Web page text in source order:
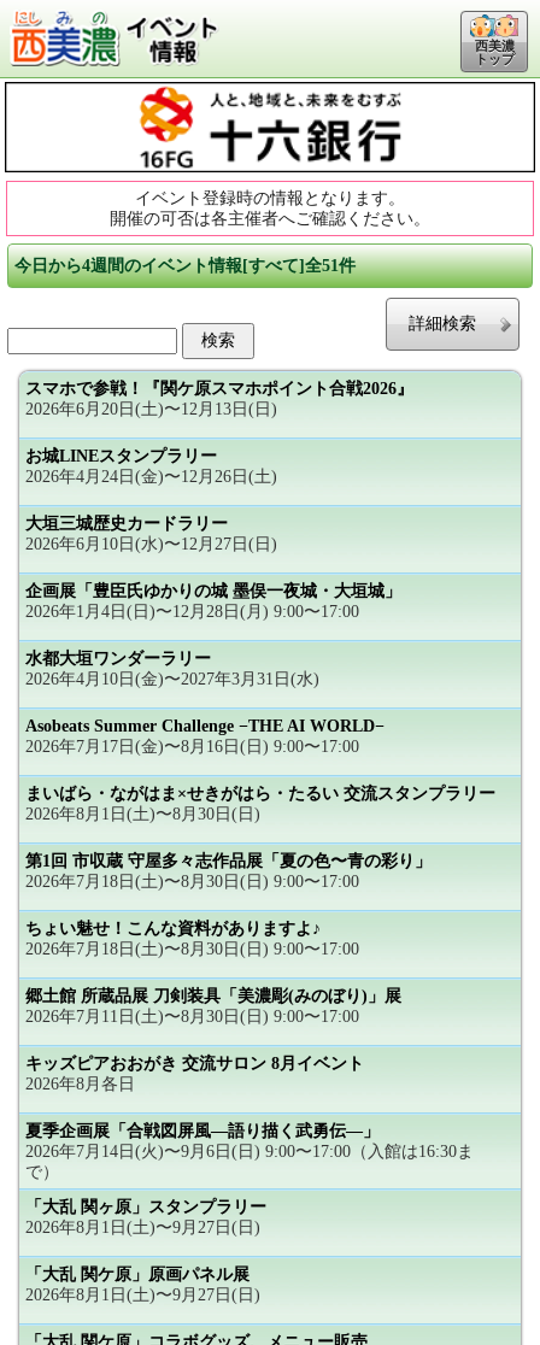
西美濃
トップ
イベント登録時の情報となります。
開催の可否は各主催者へご確認ください。
今日から4週間のイベント情報[すべて]全51件
詳細検索
スマホで参戦！『関ケ原スマホポイント合戦2026』
2026年6月20日(土)〜12月13日(日)
お城LINEスタンプラリー
2026年4月24日(金)〜12月26日(土)
大垣三城歴史カードラリー
2026年6月10日(水)〜12月27日(日)
企画展「豊臣氏ゆかりの城 墨俣一夜城・大垣城」
2026年1月4日(日)〜12月28日(月) 9:00〜17:00
水都大垣ワンダーラリー
2026年4月10日(金)〜2027年3月31日(水)
Asobeats Summer Challenge −THE AI WORLD−
2026年7月17日(金)〜8月16日(日) 9:00〜17:00
まいばら・ながはま×せきがはら・たるい 交流スタンプラリー
2026年8月1日(土)〜8月30日(日)
第1回 市収蔵 守屋多々志作品展「夏の色〜青の彩り」
2026年7月18日(土)〜8月30日(日) 9:00〜17:00
ちょい魅せ！こんな資料がありますよ♪
2026年7月18日(土)〜8月30日(日) 9:00〜17:00
郷土館 所蔵品展 刀剣装具「美濃彫(みのぼり)」展
2026年7月11日(土)〜8月30日(日) 9:00〜17:00
キッズピアおおがき 交流サロン 8月イベント
2026年8月各日
夏季企画展「合戦図屏風―語り描く武勇伝―」
2026年7月14日(火)〜9月6日(日) 9:00〜17:00（入館は16:30ま
で）
「大乱 関ヶ原」スタンプラリー
2026年8月1日(土)〜9月27日(日)
「大乱 関ケ原」原画パネル展
2026年8月1日(土)〜9月27日(日)